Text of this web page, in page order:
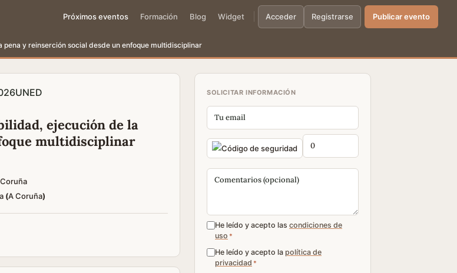
Próximos eventos Formación Blog Widget Acceder Registrarse Publicar evento
y reinserción social desde un enfoque multidisciplinar
UNED
ejecución de la
multidisciplinar
(A Coruña)
SOLICITAR INFORMACIÓN
He leído y acepto las condiciones de
uso *
He leído y acepto la política de
privacidad *